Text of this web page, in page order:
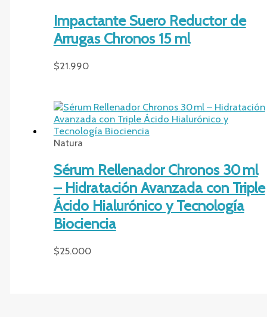
Impactante Suero Reductor de
Arrugas Chronos 15 ml
$21.990
Natura
Sérum Rellenador Chronos 30 ml
– Hidratación Avanzada con Triple
Ácido Hialurónico y Tecnología
Biociencia
$25.000